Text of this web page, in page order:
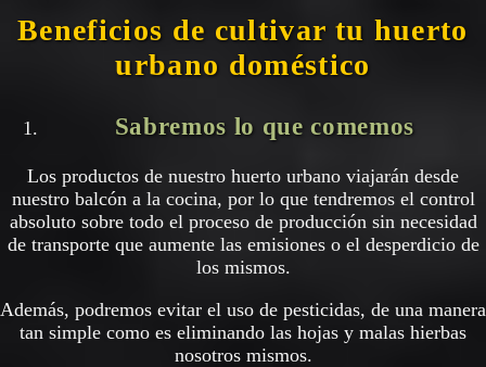
Beneficios de cultivar tu huerto
urbano doméstico
Sabremos lo que comemos
Los productos de nuestro huerto urbano viajarán desde
nuestro balcón a la cocina, por lo que tendremos el control
absoluto sobre todo el proceso de producción sin necesidad
de transporte que aumente las emisiones o el desperdicio de
los mismos.
Además, podremos evitar el uso de pesticidas, de una manera
tan simple como es eliminando las hojas y malas hierbas
nosotros mismos.